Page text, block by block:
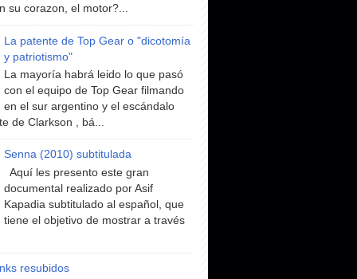
su corazon, el motor?...
La patente de Top Gear o "dicotomía
y patriotismo"
La mayoría habrá leido lo que pasó
con el equipo de Top Gear filmando
en el sur argentino y el escándalo
de Clarkson , bá...
Senna (2010) subtitulada
Aquí les presento este gran
documental realizado por Asif
Kapadia subtitulado al español, que
tiene el objetivo de mostrar a través
resubidos